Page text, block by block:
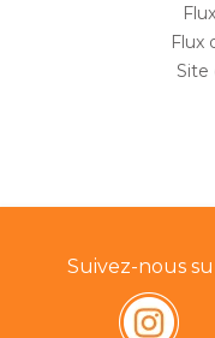
Flux
Site
Suivez-nous